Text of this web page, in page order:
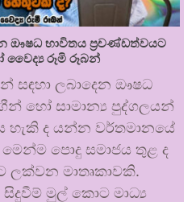
ඖෂධ භාවිතය ප්‍රචණ්ඩත්වයට
වෛද්‍ය රූමි රූබන්
සඳහා ලබාදෙන ඖෂධ
හෝ සාමාන්‍ය පුද්ගලයන්
හැකි ද යන්න වර්තමානයේ
පොදු සමාජය තුළ ද
මාතෘකාවකි.
මුල් කොට මාධ්‍ය